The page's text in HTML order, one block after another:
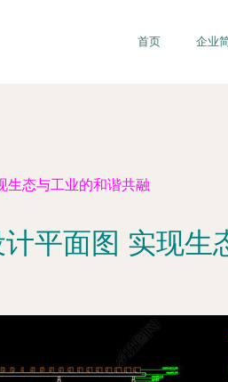
首页 企业
生态与工业的和谐共融
平面图 实现生